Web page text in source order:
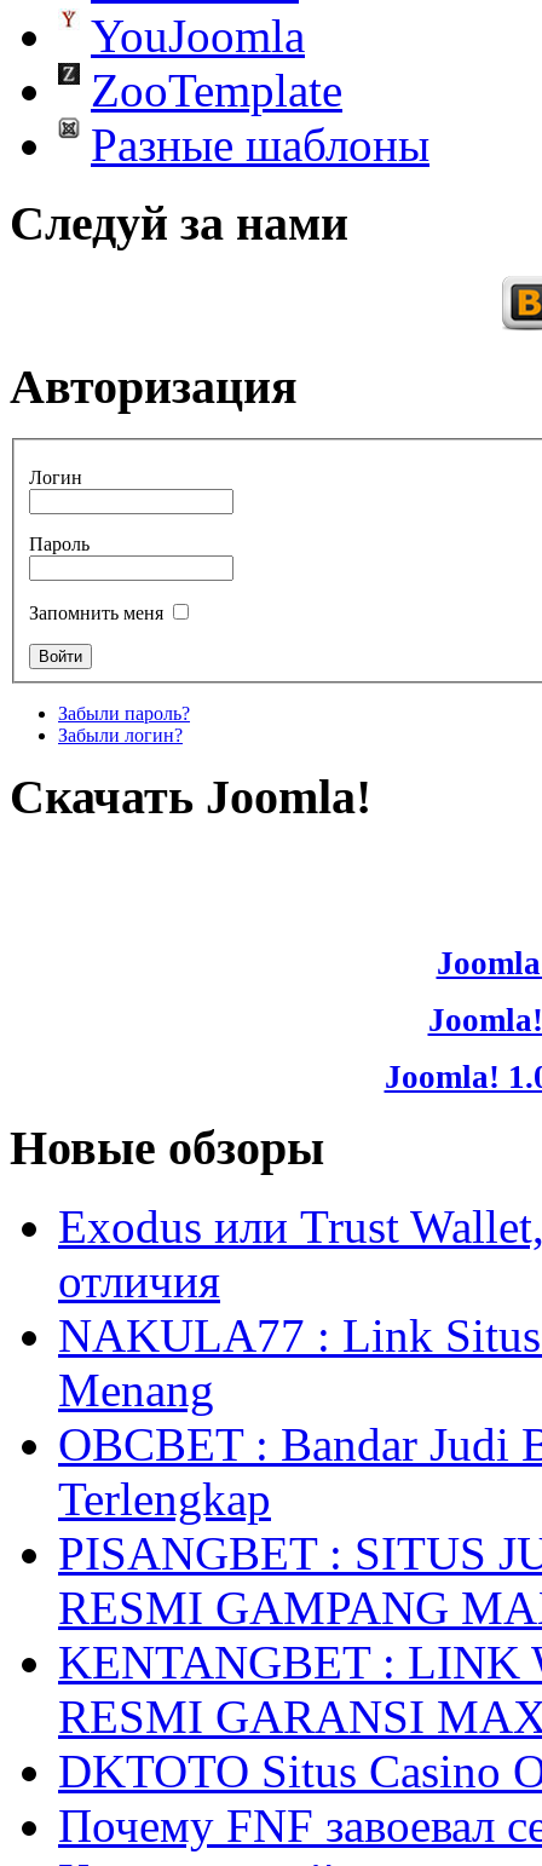
YouJoomla
ZooTemplate
Разные шаблоны
Следуй за нами
Авторизация
Логин
Пароль
Запомнить меня
Забыли пароль?
Забыли логин?
Скачать Joomla!
Joomla!
Новые обзоры
Exodus или Trust
отличия
NAKULA77 : Link Situs
Menang
OBCBET : Bandar Judi
Terlengkap
PISANGBET : SITUS
RESMI GAMPANG
KENTANGBET : LINK
RESMI GARANSI
DKTOTO Situs Casino
Почему FNF завоевал